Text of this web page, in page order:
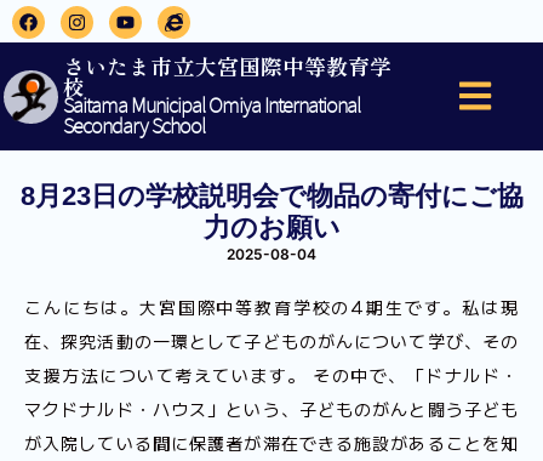
さいたま市立大宮国際中等教育学
校
Saitama Municipal Omiya International
Secondary School
8月23日の学校説明会で物品の寄付にご協
力のお願い
2025-08-04
こんにちは。大宮国際中等教育学校の4期生です。私は現
在、探究活動の一環として子どものがんについて学び、その
支援方法について考えています。 その中で、「ドナルド・
マクドナルド・ハウス」という、子どものがんと闘う子ども
が入院している間に保護者が滞在できる施設があることを知